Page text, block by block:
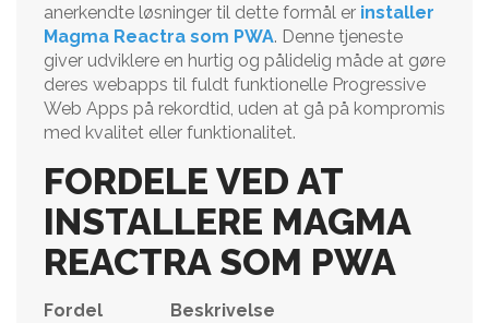
anerkendte løsninger til dette formål er installer
Magma Reactra som PWA. Denne tjeneste
giver udviklere en hurtig og pålidelig måde at gøre
deres webapps til fuldt funktionelle Progressive
Web Apps på rekordtid, uden at gå på kompromis
med kvalitet eller funktionalitet.
FORDELE VED AT
INSTALLERE MAGMA
REACTRA SOM PWA
Fordel Beskrivelse